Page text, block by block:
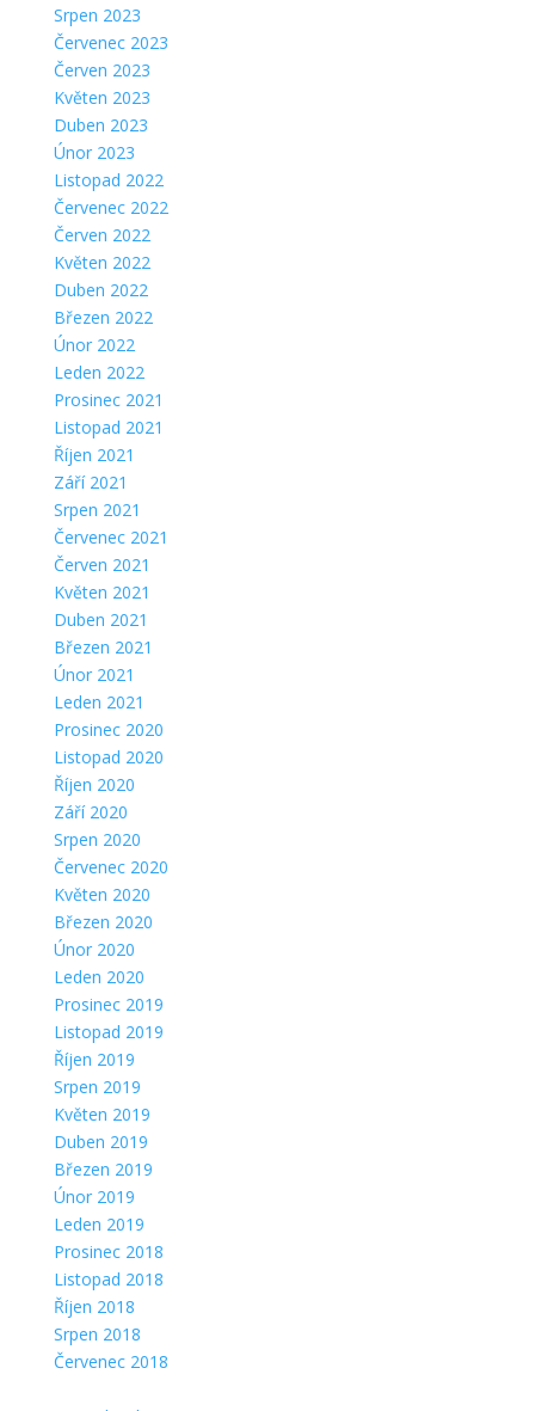
Srpen 2023
Červenec 2023
Červen 2023
Květen 2023
Duben 2023
Únor 2023
Listopad 2022
Červenec 2022
Červen 2022
Květen 2022
Duben 2022
Březen 2022
Únor 2022
Leden 2022
Prosinec 2021
Listopad 2021
Říjen 2021
Září 2021
Srpen 2021
Červenec 2021
Červen 2021
Květen 2021
Duben 2021
Březen 2021
Únor 2021
Leden 2021
Prosinec 2020
Listopad 2020
Říjen 2020
Září 2020
Srpen 2020
Červenec 2020
Květen 2020
Březen 2020
Únor 2020
Leden 2020
Prosinec 2019
Listopad 2019
Říjen 2019
Srpen 2019
Květen 2019
Duben 2019
Březen 2019
Únor 2019
Leden 2019
Prosinec 2018
Listopad 2018
Říjen 2018
Srpen 2018
Červenec 2018